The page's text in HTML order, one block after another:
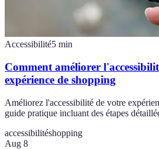
Accessibilité5 min
Comment améliorer
expérience de shopping
Améliorez l'accessibilité de votre
guide pratique incluant des étapes
accessibilitéshopping
Aug 8